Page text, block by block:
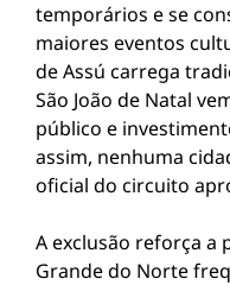
temporários e se
maiores eventos
de Assú carrega
São João de Natal
público e
assim, nenhuma
oficial do circuito
A exclusão reforça a
Grande do Norte